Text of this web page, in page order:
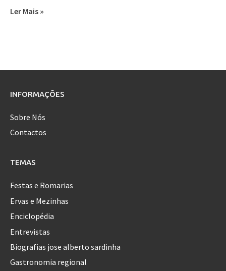
Ler Mais »
INFORMAÇÕES
Sobre Nós
Contactos
TEMAS
Festas e Romarias
Ervas e Mezinhas
Enciclopédia
Entrevistas
Biografias jose alberto sardinha
Gastronomia regional